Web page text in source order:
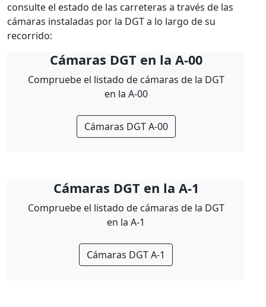
consulte el estado de las carreteras a través de las
cámaras instaladas por la DGT a lo largo de su
recorrido:
Cámaras DGT en la A-00
Compruebe el listado de cámaras de la DGT
en la A-00
Cámaras DGT A-00
Cámaras DGT en la A-1
Compruebe el listado de cámaras de la DGT
en la A-1
Cámaras DGT A-1